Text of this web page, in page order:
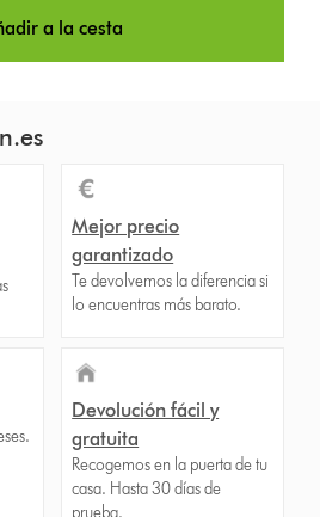
a la cesta
Mejor precio
garantizado
Te devolvemos la diferencia si
lo encuentras más barato.
Devolución fácil y
gratuita
Recogemos en la puerta de tu
casa. Hasta 30 días de
prueba.